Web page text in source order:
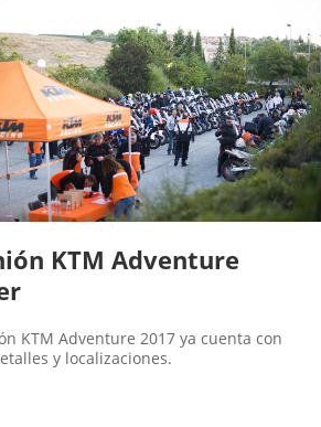
KTM Adventure
KTM Adventure 2017 ya cuenta con
y localizaciones.